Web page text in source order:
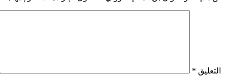
التعليق *